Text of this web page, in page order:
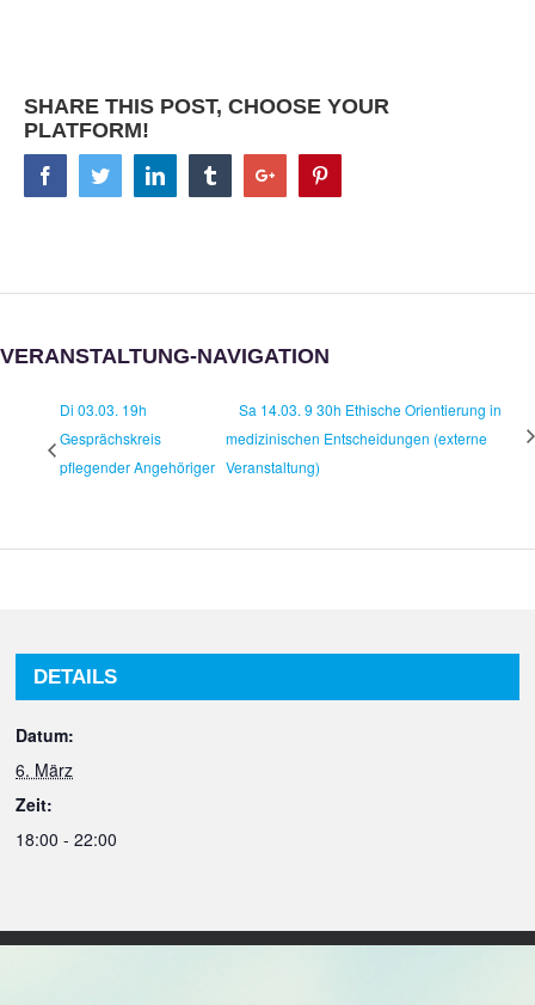
SHARE THIS POST, CHOOSE YOUR
PLATFORM!
FacebookTwitterLinkedin TumblrGoogle+
VERANSTALTUNG-NAVIGATION
Di 03.03. 19h
Gesprächskreis
pflegender Angehöriger
Sa 14.03. 9 30h Ethische Orientierung in
medizinischen Entscheidungen (externe
Veranstaltung)
DETAILS
Datum:
6. März
Zeit:
18:00 - 22:00